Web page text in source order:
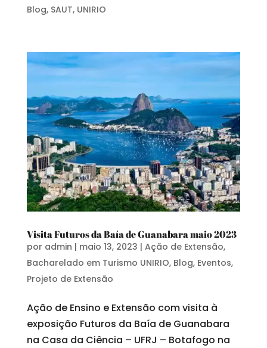
Blog, SAUT, UNIRIO
Visita Futuros da Baía de Guanabara maio 2023
por admin | maio 13, 2023 | Ação de Extensão,
Bacharelado em Turismo UNIRIO, Blog, Eventos,
Projeto de Extensão
Ação de Ensino e Extensão com visita à
exposição Futuros da Baía de Guanabara
na Casa da Ciência – UFRJ – Botafogo na